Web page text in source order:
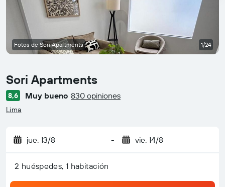
Sori Apartments
Categoría 0
8,6 Muy bueno 830 opiniones
Lima
jue. 13/8 - vie. 14/8
2 huéspedes, 1 habitación
Fotos de Sori Apartments 1/24